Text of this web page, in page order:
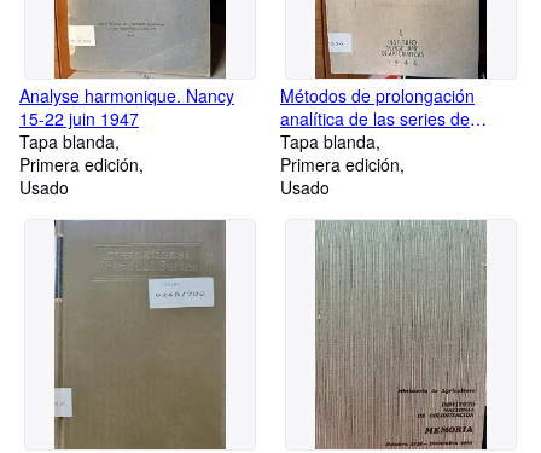
Analyse harmonique. Nancy
15-22 juin 1947
Tapa blanda
Primera edición
Usado
Métodos de prolongación
analítica de las series de
interpolación. Monografías de
ciencia moderna
Tapa blanda
Primera edición
Usado